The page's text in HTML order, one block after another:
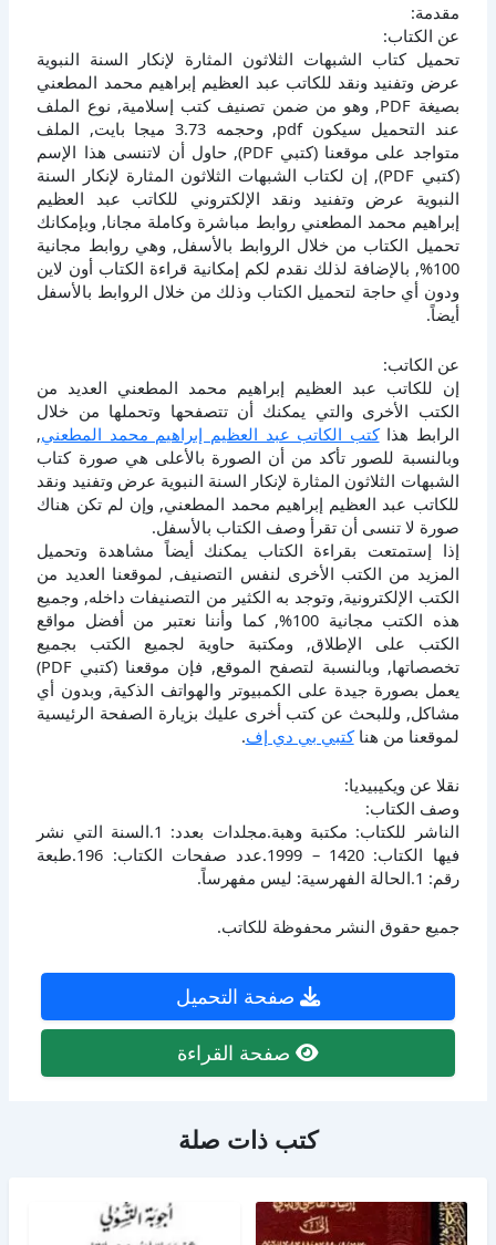
مقدمة:
عن الكتاب:
تحميل كتاب الشبهات الثلاثون المثارة لإنكار السنة النبوية
عرض وتفنيد ونقد للكاتب عبد العظيم إبراهيم محمد المطعني
بصيغة PDF, وهو من ضمن تصنيف كتب إسلامية, نوع الملف
عند التحميل سيكون pdf, وحجمه 3.73 ميجا بايت, الملف
متواجد على موقعنا (كتبي PDF), حاول أن لاتنسى هذا الإسم
(كتبي PDF), إن لكتاب الشبهات الثلاثون المثارة لإنكار السنة
النبوية عرض وتفنيد ونقد الإلكتروني للكاتب عبد العظيم
إبراهيم محمد المطعني روابط مباشرة وكاملة مجانا, وبإمكانك
تحميل الكتاب من خلال الروابط بالأسفل, وهي روابط مجانية
100%, بالإضافة لذلك نقدم لكم إمكانية قراءة الكتاب أون لاين
ودون أي حاجة لتحميل الكتاب وذلك من خلال الروابط بالأسفل
أيضاً.
عن الكاتب:
إن للكاتب عبد العظيم إبراهيم محمد المطعني العديد من
الكتب الأخرى والتي يمكنك أن تتصفحها وتحملها من خلال
الرابط هذاكتب الكاتب عبد العظيم إبراهيم محمد المطعني,
وبالنسبة للصور تأكد من أن الصورة بالأعلى هي صورة كتاب
الشبهات الثلاثون المثارة لإنكار السنة النبوية عرض وتفنيد ونقد
للكاتب عبد العظيم إبراهيم محمد المطعني, وإن لم تكن هناك
صورة لا تنسى أن تقرأ وصف الكتاب بالأسفل.
إذا إستمتعت بقراءة الكتاب يمكنك أيضاً مشاهدة وتحميل
المزيد من الكتب الأخرى لنفس التصنيف, لموقعنا العديد من
الكتب الإلكترونية, وتوجد به الكثير من التصنيفات داخله, وجميع
هذه الكتب مجانية 100%, كما وأننا نعتبر من أفضل مواقع
الكتب على الإطلاق, ومكتبة حاوية لجميع الكتب بجميع
تخصصاتها, وبالنسبة لتصفح الموقع, فإن موقعنا (كتبي PDF)
يعمل بصورة جيدة على الكمبيوتر والهواتف الذكية, وبدون أي
مشاكل, وللبحث عن كتب أخرى عليك بزيارة الصفحة الرئيسية
لموقعنا من هناكتبي بي دي إف.
نقلا عن ويكيبيديا:
وصف الكتاب:
الناشر للكتاب: مكتبة وهبة.مجلدات بعدد: 1.السنة التي نشر
فيها الكتاب: 1420 – 1999.عدد صفحات الكتاب: 196.طبعة
رقم: 1.الحالة الفهرسية: ليس مفهرساً.
جميع حقوق النشر محفوظة للكاتب.
صفحة التحميل
صفحة القراءة
كتب ذات صلة